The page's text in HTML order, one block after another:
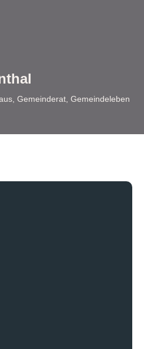
Gemeinderat, Gemeindeleben